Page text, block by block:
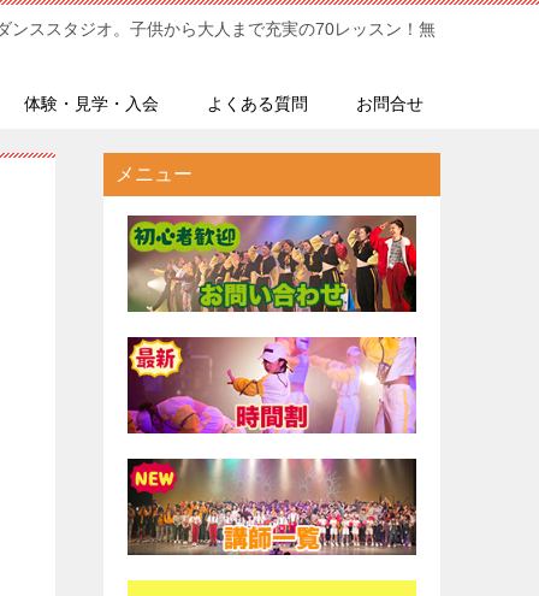
ンススタジオ。子供から大人まで充実の70レッスン！無
体験・見学・入会 よくある質問 お問合せ
メニュー